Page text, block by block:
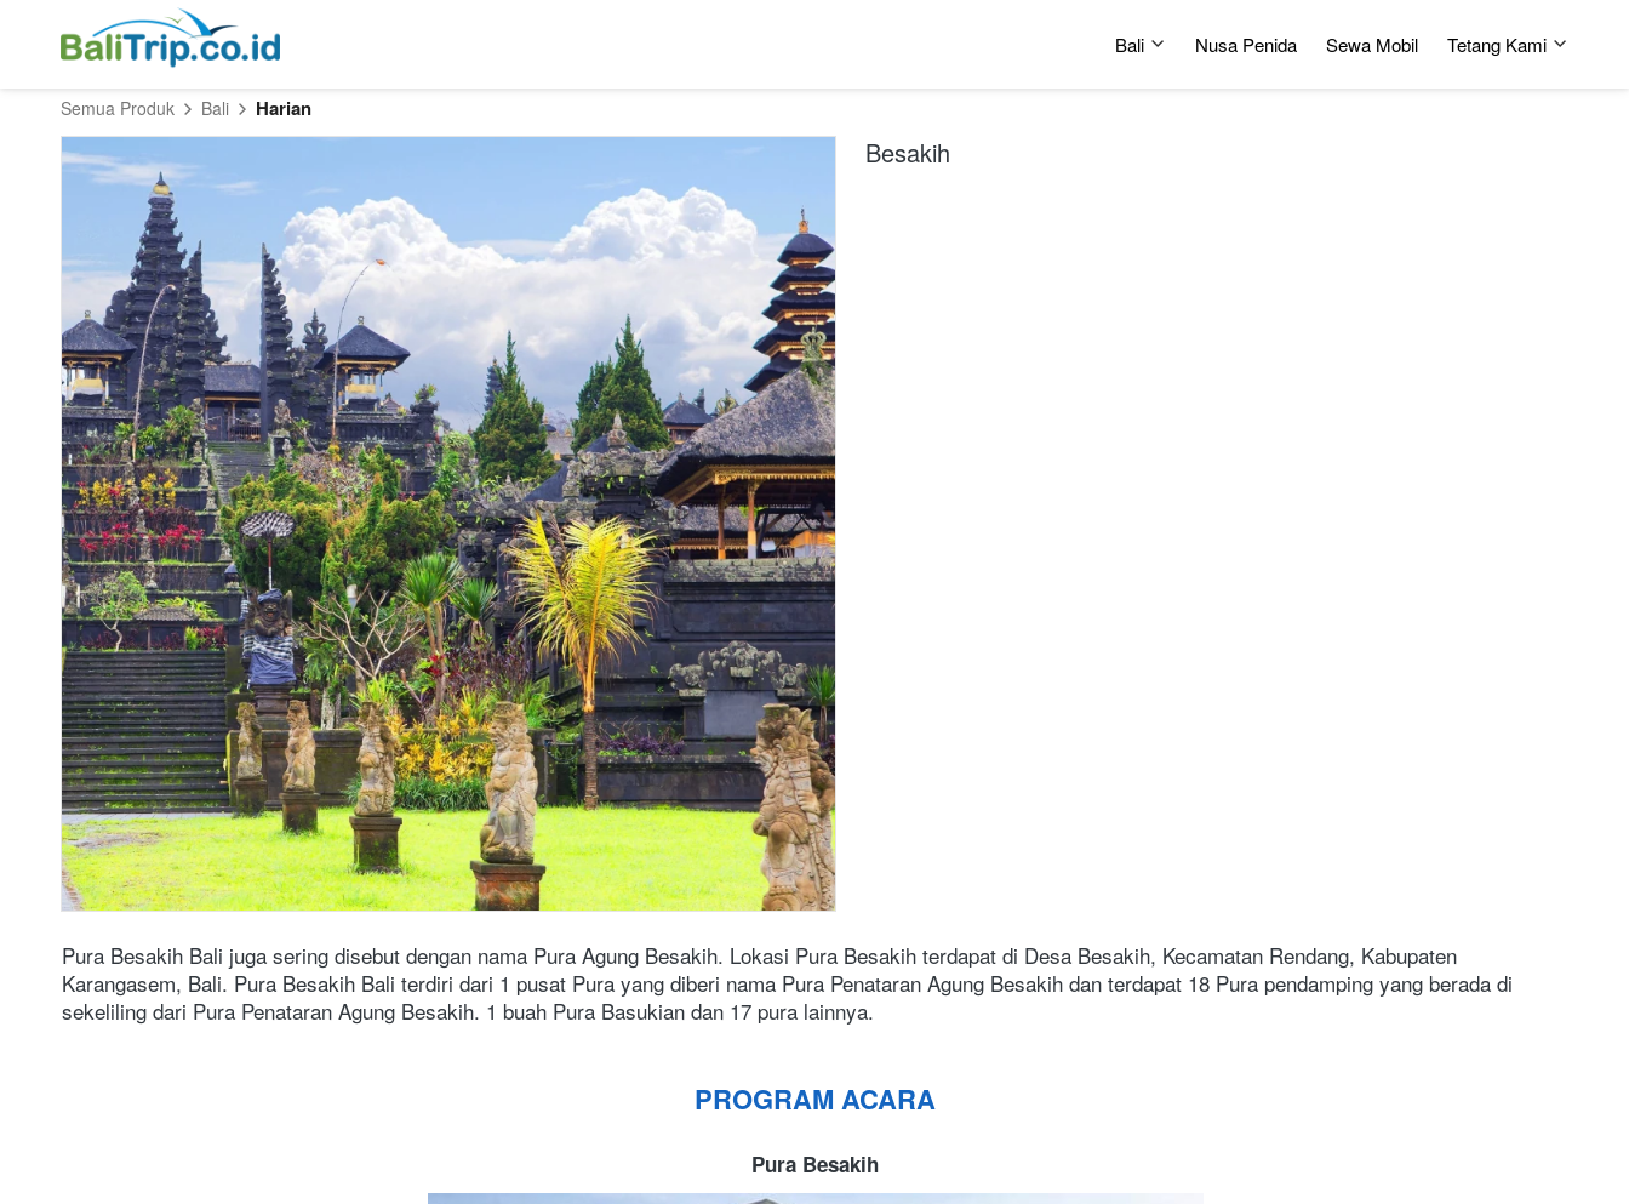
Bali Nusa Penida Sewa Mobil Tetang Kami
Semua Produk Bali Harian
Besakih
Pura Besakih Bali juga sering disebut dengan nama Pura Agung Besakih. Lokasi Pura Besakih terdapat di Desa Besakih, Kecamatan Rendang, Kabupaten
Karangasem, Bali. Pura Besakih Bali terdiri dari 1 pusat Pura yang diberi nama Pura Penataran Agung Besakih dan terdapat 18 Pura pendamping yang berada di
sekeliling dari Pura Penataran Agung Besakih. 1 buah Pura Basukian dan 17 pura lainnya.
PROGRAM ACARA
Pura Besakih